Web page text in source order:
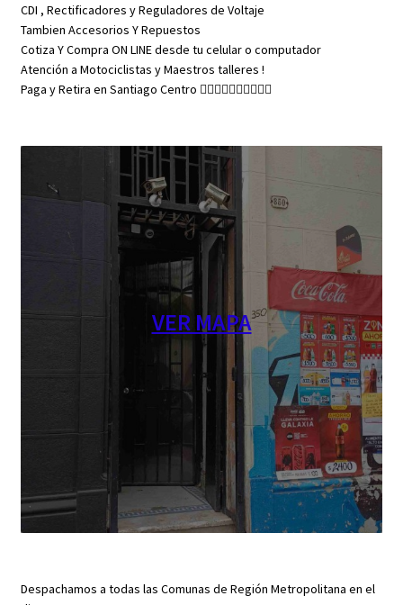
CDI , Rectificadores y Reguladores de Voltaje
Tambien Accesorios Y Repuestos
Cotiza Y Compra ON LINE desde tu celular o computador
Atención a Motociclistas y Maestros talleres !
Paga y Retira en Santiago Centro 👇🏼👇🏼👇🏼👇🏼👇🏼
VER MAPA
Despachamos a todas las Comunas de Región Metropolitana en el